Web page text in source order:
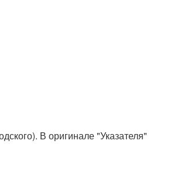
В оригинале "Указателя"